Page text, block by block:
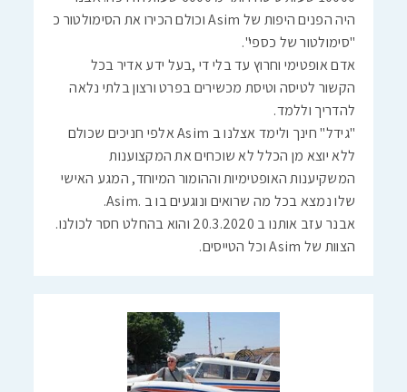
היה הפנים היפות של Asim וכולם הכירו את הסימולטור כ
"סימולטור של כספי".
אדם אופטימי וחרוץ עד בלי די ,בעל ידע אדיר בכל
הקשור לטיסה וטיסת מכשירים בפרט ורצון בלתי נלאה
להדריך וללמד.
"גידל" חינך ולימד אצלנו ב Asim אלפי חניכים שכולם
ללא יוצא מן הכלל לא שוכחים את המקצוענות
המשקיענות האופטימיות וההומור המיוחד, המגע האישי
שלו נמצא בכל מה שרואים ונוגעים בו ב .Asim.
אבנר עזב אותנו ב 20.3.2020 והוא בהחלט חסר לכולנו.
הצוות של Asim וכל הטייסים.